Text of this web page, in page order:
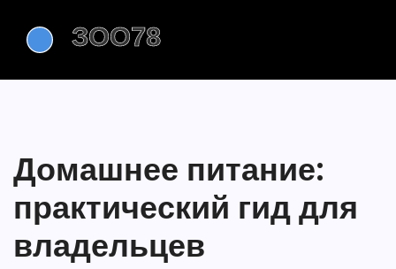
Домашнее питание:
практический гид для
владельцев